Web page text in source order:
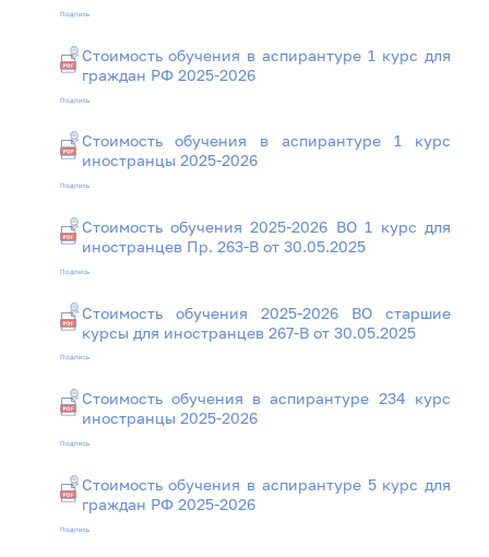
Подпись
Стоимость обучения в аспирантуре 1 курс для
граждан РФ 2025-2026
Подпись
Стоимость обучения в аспирантуре 1 курс
иностранцы 2025-2026
Подпись
Стоимость обучения 2025-2026 ВО 1 курс для
иностранцев Пр. 263-В от 30.05.2025
Подпись
Стоимость обучения 2025-2026 ВО старшие
курсы для иностранцев 267-В от 30.05.2025
Подпись
Стоимость обучения в аспирантуре 234 курс
иностранцы 2025-2026
Подпись
Стоимость обучения в аспирантуре 5 курс для
граждан РФ 2025-2026
Подпись